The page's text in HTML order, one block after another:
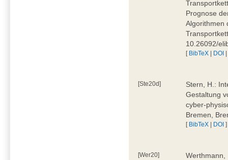
Prognose
Algorithmen
10.26092/
[ BibTeX | DOI
[Ste20d]
Stern, H.:
Gestaltung
cyber-
Bremen,
[ BibTeX | DOI ]
[Wer20]
Werthmann,